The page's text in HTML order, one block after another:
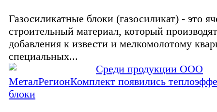
Газосиликатные блоки (газосиликат) - это
строительный материал, который
добавления к извести и мелкомолотому
специальных...
Среди продукции ООО
МеталРегионКомплект появились
блоки